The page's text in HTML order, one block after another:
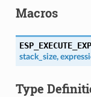
Macros
stack_size,
Type